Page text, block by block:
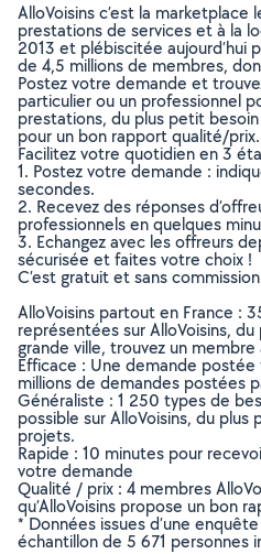
AlloVoisins c’est la marketplace
prestations de services et à la
2013 et plébiscitée aujourd’hui
de 4,5 millions de membres,
Postez votre demande et
particulier ou un professionnel
prestations, du plus petit
pour un bon rapport qualité/prix.
Facilitez votre quotidien en 3
1. Postez votre demande :
secondes.
2. Recevez des réponses
professionnels en quelques
3. Echangez avec les offreurs
sécurisée et faites votre choix !
C’est gratuit et sans
AlloVoisins partout en France :
représentées sur AlloVoisins,
grande ville, trouvez un
Efficace : Une demande
millions de demandes postées
Généraliste : 1 250 types de
possible sur AlloVoisins, du
projets.
Rapide : 10 minutes pour
votre demande
Qualité / prix : 4 membres
qu’AlloVoisins propose un bon
* Données issues d’une
échantillon de 5 671 personnes